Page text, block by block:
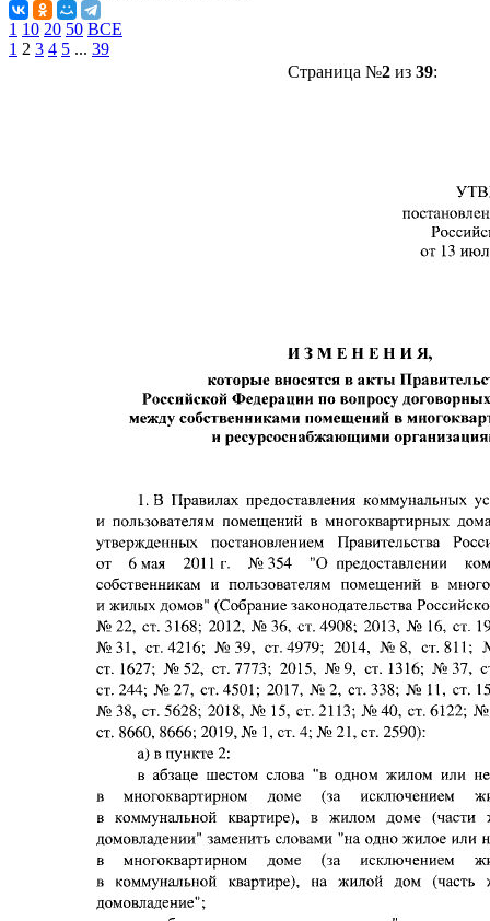
1 10 20 50 ВСЕ
1 2 3 4 5 ... 39
Страница №2из 39: